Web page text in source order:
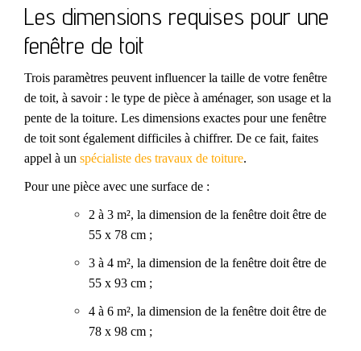
Les dimensions requises pour une
fenêtre de toit
Trois paramètres peuvent influencer la taille de votre fenêtre
de toit, à savoir : le type de pièce à aménager, son usage et la
pente de la toiture. Les dimensions exactes pour une fenêtre
de toit sont également difficiles à chiffrer. De ce fait, faites
appel à un spécialiste des travaux de toiture.
Pour une pièce avec une surface de :
2 à 3 m², la dimension de la fenêtre doit être de
55 x 78 cm ;
3 à 4 m², la dimension de la fenêtre doit être de
55 x 93 cm ;
4 à 6 m², la dimension de la fenêtre doit être de
78 x 98 cm ;